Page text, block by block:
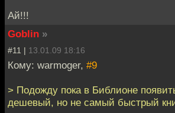
Ай!!!
Goblin »
#11 | 13.01.09 18:16
Кому: warmoger, #9
> Подожду пока в Библионе
дешевый, но не самый быстрый